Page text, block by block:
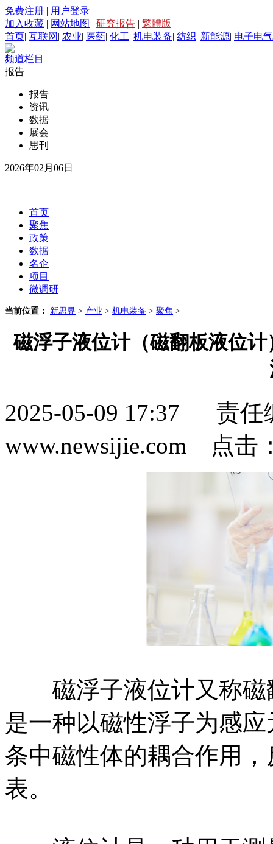
免费注册 | 用户登录
加入收藏 | 网站地图 | 研究报告 | 繁體版
首页| 互联网 | 农业| 医药| 化工| 机电装备| 纺织| 新能源| 电子电气
频道栏目
报告
报告
资讯
数据
展会
思刊
2026年02月06日
首页
聚焦
政策
数据
名企
项目
微调研
当前位置： 新思界 > 产业 > 机电装备 > 聚焦 >
磁浮子液位计（磁翻板液位
2025-05-09 17:37 责
www.newsijie.com 点击
磁浮子液位计又称磁
是一种以磁性浮子为感
条中磁性体的耦合作用
表。